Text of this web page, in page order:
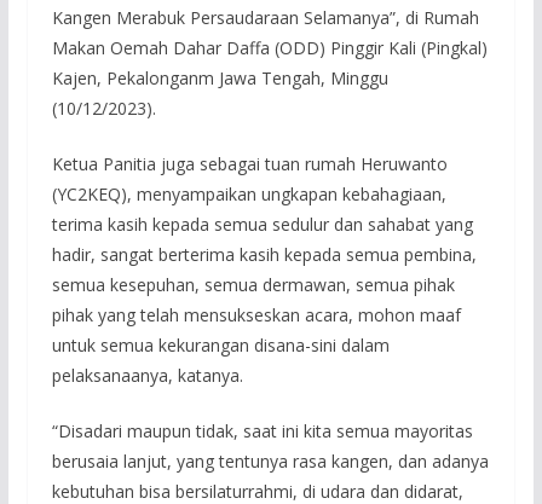
Kangen Merabuk Persaudaraan Selamanya”, di Rumah
Makan Oemah Dahar Daffa (ODD) Pinggir Kali (Pingkal)
Kajen, Pekalonganm Jawa Tengah, Minggu
(10/12/2023).
Ketua Panitia juga sebagai tuan rumah Heruwanto
(YC2KEQ), menyampaikan ungkapan kebahagiaan,
terima kasih kepada semua sedulur dan sahabat yang
hadir, sangat berterima kasih kepada semua pembina,
semua kesepuhan, semua dermawan, semua pihak
pihak yang telah mensukseskan acara, mohon maaf
untuk semua kekurangan disana-sini dalam
pelaksanaanya, katanya.
“Disadari maupun tidak, saat ini kita semua mayoritas
berusaia lanjut, yang tentunya rasa kangen, dan adanya
kebutuhan bisa bersilaturrahmi, di udara dan didarat,